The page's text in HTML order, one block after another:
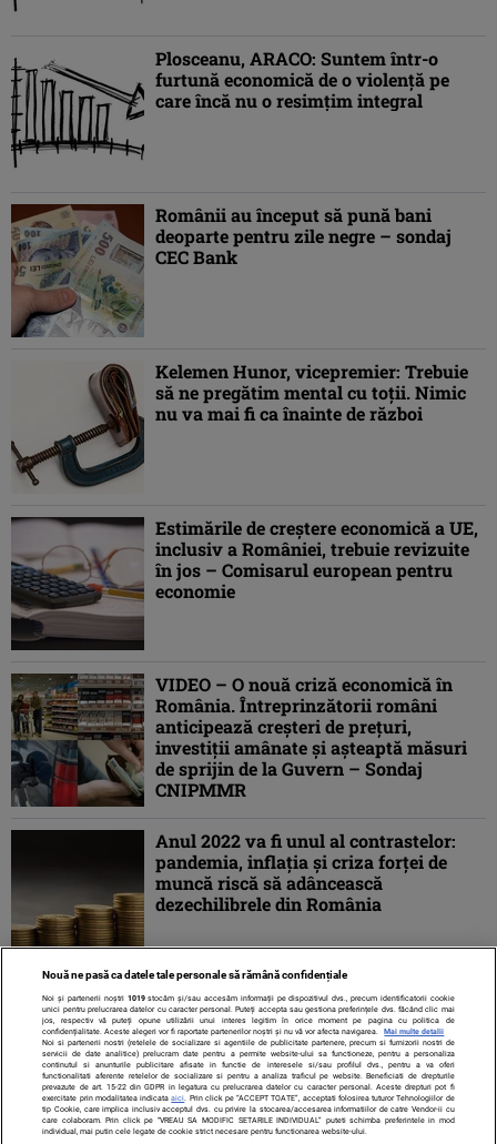
Plosceanu, ARACO: Suntem într-o
furtună economică de o violenţă pe
care încă nu o resimţim integral
Românii au început să pună bani
deoparte pentru zile negre – sondaj
CEC Bank
Kelemen Hunor, vicepremier: Trebuie
să ne pregătim mental cu toţii. Nimic
nu va mai fi ca înainte de război
Estimările de creştere economică a UE,
inclusiv a României, trebuie revizuite
în jos – Comisarul european pentru
economie
VIDEO – O nouă criză economică în
România. Întreprinzătorii români
anticipează creşteri de preţuri,
investiţii amânate şi aşteaptă măsuri
de sprijin de la Guvern – Sondaj
CNIPMMR
Anul 2022 va fi unul al contrastelor:
pandemia, inflaţia şi criza forţei de
muncă riscă să adâncească
dezechilibrele din România
1 2 »
Nouă ne pasă ca datele tale personale să rămână confidențiale
Noi și partenerii noștri 1019stocăm și/sau accesăm informații pe dispozitivul dvs., precum identificatorii cookie
unici pentru prelucrarea datelor cu caracter personal. Puteți accepta sau gestiona preferințele dvs. făcând clic mai
jos, respectiv vă puteți opune utilizării unui interes legitim în orice moment pe pagina cu politica de
confidențialitate. Aceste alegeri vor fi raportate partenerilor noștri și nu vă vor afecta navigarea.
Mai multe detalii
Noi si partenerii nostri (retelele de socializare si agentiile de publicitate partenere, precum si furnizorii nostri de
servicii de date analitice) prelucram date pentru a permite website-ului sa functioneze, pentru a personaliza
continutul si anunturile publicitare afisate in functie de interesele si/sau profilul dvs., pentru a va oferi
functionalitati aferente retelelor de socializare si pentru a analiza traficul pe website. Beneficiati de drepturile
prevazute de art. 15-22 din GDPR in legatura cu prelucrarea datelor cu caracter personal. Aceste drepturi pot fi
exercitate prin modalitatea indicataaici . Prin click pe “ACCEPT TOATE”, acceptati folosirea tuturor Tehnologiilor de
tip Cookie, care implica inclusiv acceptul dvs. cu privire la stocarea/accesarea informatiilor de catre Vendor-ii cu
care colaboram. Prin click pe “VREAU SA MODIFIC SETARILE INDIVIDUAL” puteti schimba preferintele in mod
individual, mai putin cele legate de cookie strict necesare pentru functionarea website-ului.